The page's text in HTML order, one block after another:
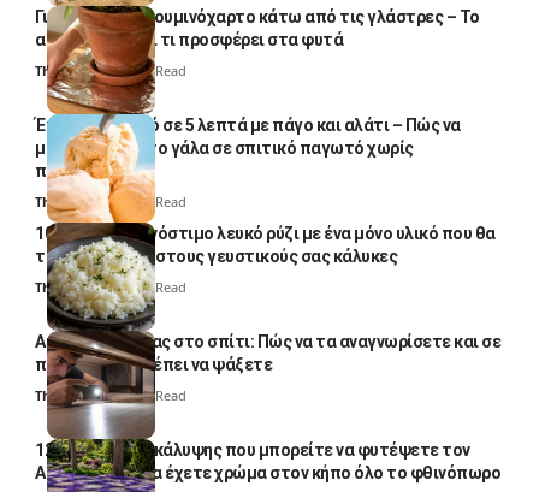
Γιατί βάζουν αλουμινόχαρτο κάτω από τις γλάστρες – Το
απλό κόλπο και τι προσφέρει στα φυτά
Thali Ombre4 Min Read
Έτοιμο παγωτό σε 5 λεπτά με πάγο και αλάτι – Πώς να
μετατρέψετε το γάλα σε σπιτικό παγωτό χωρίς
παγωτομηχανή
Thali Ombre 4 Min Read
10 φορές ποιο νόστιμο λευκό ρύζι με ένα μόνο υλικό που θα
το απογειώσει στους γευστικούς σας κάλυκες
Thali Ombre4 Min Read
Αυγά κατσαρίδας στο σπίτι: Πώς να τα αναγνωρίσετε και σε
ποια σημεία πρέπει να ψάξετε
Thali Ombre4 Min Read
12 φυτά εδαφοκάλυψης που μπορείτε να φυτέψετε τον
Αύγουστο για να έχετε χρώμα στον κήπο όλο το φθινόπωρο